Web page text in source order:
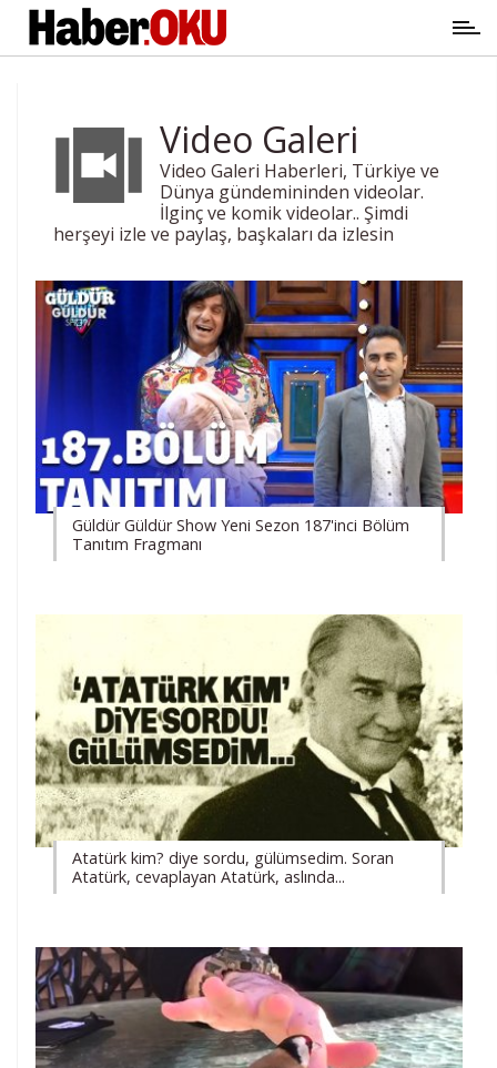
Video Galeri
Video Galeri Haberleri, Türkiye ve
Dünya gündemininden videolar.
İlginç ve komik videolar.. Şimdi
herşeyi izle ve paylaş, başkaları da izlesin
Güldür Güldür Show Yeni Sezon 187'inci Bölüm
Tanıtım Fragmanı
Atatürk kim? diye sordu, gülümsedim. Soran
Atatürk, cevaplayan Atatürk, aslında...